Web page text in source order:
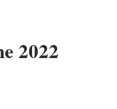
2022